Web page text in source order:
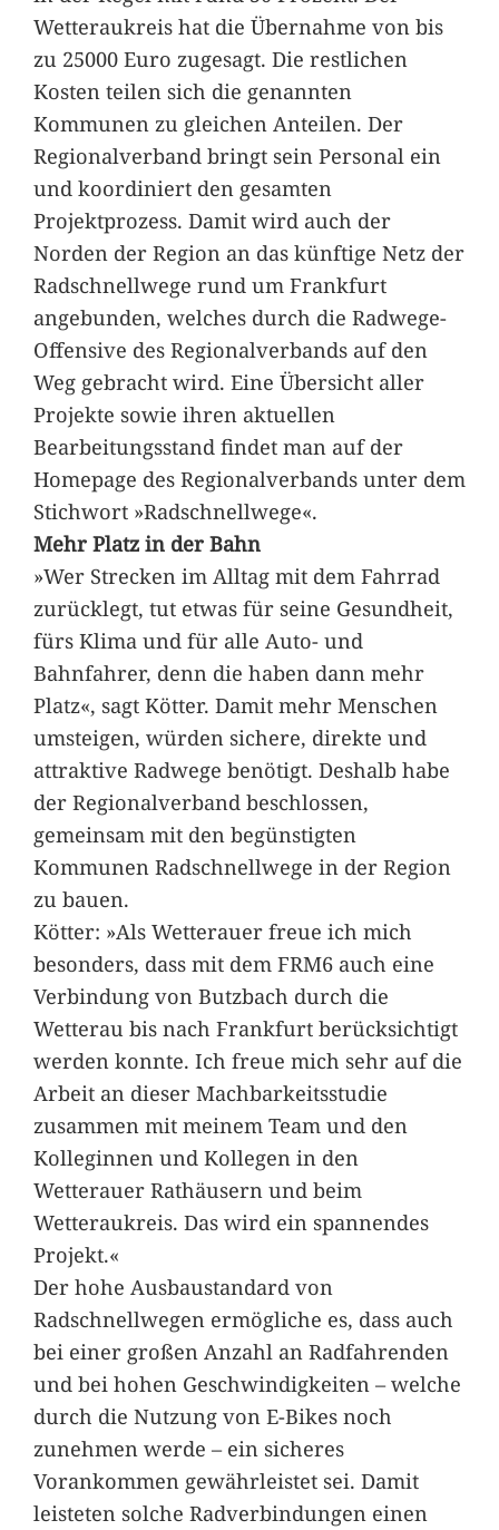
Wetteraukreis hat die Übernahme von bis
zu 25000 Euro zugesagt. Die restlichen
Kosten teilen sich die genannten
Kommunen zu gleichen Anteilen. Der
Regionalverband bringt sein Personal ein
und koordiniert den gesamten
Projektprozess. Damit wird auch der
Norden der Region an das künftige Netz der
Radschnellwege rund um Frankfurt
angebunden, welches durch die Radwege-
Offensive des Regionalverbands auf den
Weg gebracht wird. Eine Übersicht aller
Projekte sowie ihren aktuellen
Bearbeitungsstand findet man auf der
Homepage des Regionalverbands unter dem
Stichwort »Radschnellwege«.
Mehr Platz in der Bahn
»Wer Strecken im Alltag mit dem Fahrrad
zurücklegt, tut etwas für seine Gesundheit,
fürs Klima und für alle Auto- und
Bahnfahrer, denn die haben dann mehr
Platz«, sagt Kötter. Damit mehr Menschen
umsteigen, würden sichere, direkte und
attraktive Radwege benötigt. Deshalb habe
der Regionalverband beschlossen,
gemeinsam mit den begünstigten
Kommunen Radschnellwege in der Region
zu bauen.
Kötter: »Als Wetterauer freue ich mich
besonders, dass mit dem FRM6 auch eine
Verbindung von Butzbach durch die
Wetterau bis nach Frankfurt berücksichtigt
werden konnte. Ich freue mich sehr auf die
Arbeit an dieser Machbarkeitsstudie
zusammen mit meinem Team und den
Kolleginnen und Kollegen in den
Wetterauer Rathäusern und beim
Wetteraukreis. Das wird ein spannendes
Projekt.«
Der hohe Ausbaustandard von
Radschnellwegen ermögliche es, dass auch
bei einer großen Anzahl an Radfahrenden
und bei hohen Geschwindigkeiten – welche
durch die Nutzung von E-Bikes noch
zunehmen werde – ein sicheres
Vorankommen gewährleistet sei. Damit
leisteten solche Radverbindungen einen